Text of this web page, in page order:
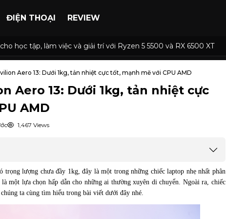
ĐIỆN THOẠI REVIEW
học tập, làm việc và giải trí với Ryzen 5 5500 và RX 6500 XT
Aero 13: Dưới 1kg, tản nhiệt cực tốt, mạnh mẽ với CPU AMD
Aero 13: Dưới 1kg, tản nhiệt cực
AMD
1,467 Views
trọng lượng chưa đầy 1kg, đây là một trong những chiếc laptop nhẹ nhất phân
một lựa chọn hấp dẫn cho những ai thường xuyên di chuyển. Ngoài ra, chiếc
ta cùng tìm hiểu trong bài viết dưới đây nhé.